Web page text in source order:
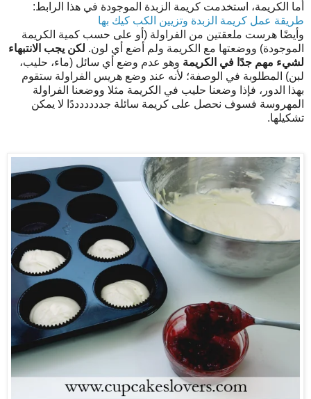
أما الكريمة، استخدمت كريمة الزبدة الموجودة في هذا الرابط:
طريقة عمل كريمة الزبدة وتزيين الكب كيك بها
وأيضًا هرست ملعقتين من الفراولة (أو على حسب كمية الكريمة
الموجودة) ووضعتها مع الكريمة ولم أضع أي لون. لكن يجب الانتبهاء
لشيء مهم جدًا في الكريمة وهو عدم وضع أي سائل (ماء، حليب،
لبن) المطلوبة في الوصفة؛ لأنه عند وضع هريس الفراولة ستقوم
بهذا الدور، فإذا وضعنا حليب في الكريمة مثلا ووضعنا الفراولة
المهروسة فسوف نحصل على كريمة سائلة جدددددددًا لا يمكن
تشكيلها.